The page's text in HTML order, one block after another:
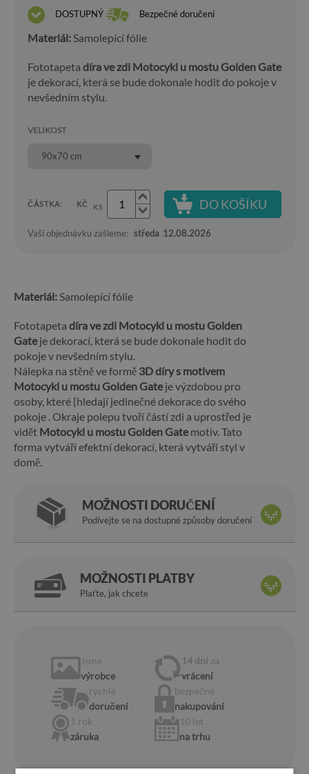
DOSTUPNÝ Bezpečné doručení
Materiál: Samolepící fólie
Fototapeta díra ve zdi Motocykl u mostu Golden Gate
je dekorací, která se bude dokonale hodit do pokoje v
nevšedním stylu.
VELIKOST
90x70 cm
ČÁSTKA: KČ KS DO KOŠÍKU
Vaši objednávku zašleme: středa 12.08.2026
Materiál: Samolepící fólie
Fototapeta díra ve zdi Motocykl u mostu Golden
Gateje dekorací, která se bude dokonale hodit do
pokoje v nevšedním stylu.
Nálepka na stěně ve formě 3D díry s motivem
Motocykl u mostu Golden Gateje výzdobou pro
osoby, které {hledají jedinečné dekorace do svého
pokoje . Okraje polepu tvoří částí zdi a uprostřed je
vidět Motocykl u mostu Golden Gatemotiv. Tato
forma vytváří efektní dekorací, která vytváří styl v
domě.
MOŽNOSTI DORUČENÍ
Podívejte se na dostupné způsoby doručení
MOŽNOSTI PLATBY
Plaťte, jak chcete
Jsme
výrobce
14 dní za
vrácení
rychlé
doručení
bezpečné
nakupování
1 rok
záruka
10 let
na trhu